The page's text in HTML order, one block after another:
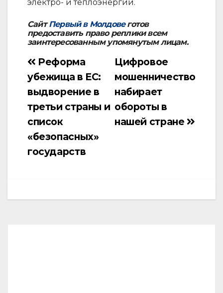
электро- и теплоэнергии.
СайтПервый в Молдовеготов
предоставить право реплики всем
заинтересованным упомянутым лицам.
Навигация
по
Цифровое
мошенничество
набирает
обороты в
нашей стране
Реформа
убежища в ЕС:
выдворение в
третьи страны и
список
«безопасных»
государств